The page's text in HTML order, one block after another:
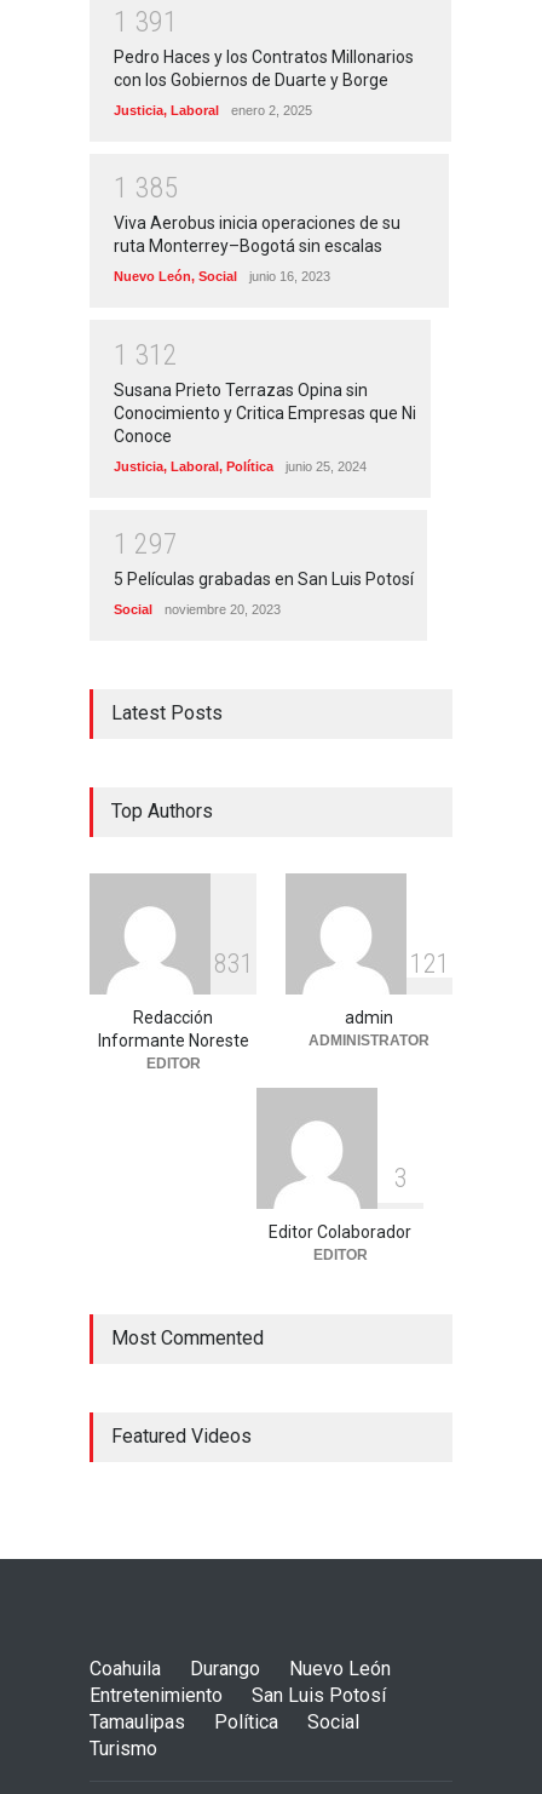
1 391
Pedro Haces y los Contratos Millonarios
con los Gobiernos de Duarte y Borge
Justicia, Laboral enero 2, 2025
1 385
Viva Aerobus inicia operaciones de su
ruta Monterrey–Bogotá sin escalas
Nuevo León, Social junio 16, 2023
1 31 2
Susana Prieto Terrazas Opina sin
Conocimiento y Critica Empresas que Ni
Conoce
Justicia, Laboral, Política junio 25, 2024
1 297
5 Películas grabadas en San Luis Potosí
Social noviembre 20, 2023
Latest Posts
Top Authors
831
Redacción
Informante Noreste
EDITOR
1 21
admin
ADMINISTRATOR
3
Editor Colaborador
EDITOR
Most Commented
Featured Videos
Coahuila Durango
Nuevo León
Entretenimiento
San Luis Potosí
Tamaulipas
Política
Social
Turismo